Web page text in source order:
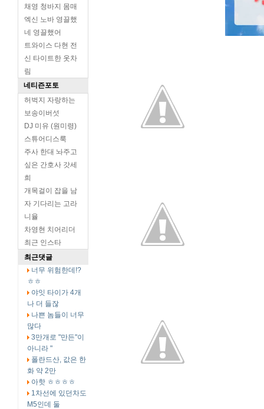
채영 청바지 몸매
엑신 노바 영끌했
네 영끌했어
트와이스 다현 전
신 타이트한 옷차
림
네티즌포토
허벅지 자랑하는
보송이버섯
DJ 미유 (원미령)
스튜어디스룩
주사 한대 놔주고
싶은 간호사 갓세
희
개목걸이 잡을 남
자 기다리는 고라
니율
차영현 치어리더
최근 인스타
최근댓글
너무 위험한데!?
ㅎㅎ
야잇 타이가 4개
나 더 들잖
나쁜 놈들이 너무
많다
3만개로 "만든"이
아니라 "
폴란드산, 값은 한
화 약 2만
아핫 ㅎㅎㅎㅎ
1차선에 있던차도
M5인데 둘